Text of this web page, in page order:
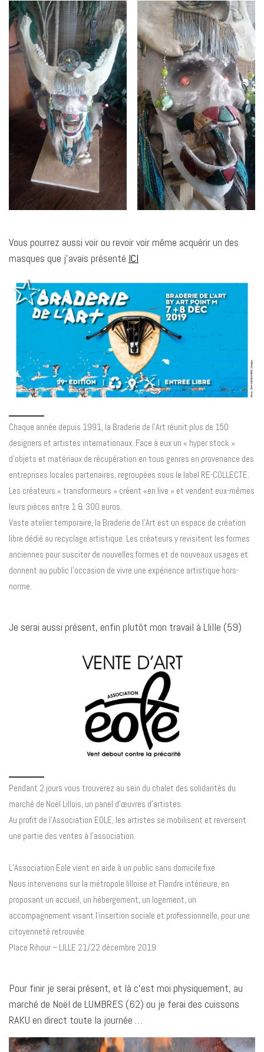
Vous pourrez aussi voir ou revoir voir même acquérir un des
masques que j’avais présenté ICI
Chaque année depuis 1991, la Braderie de l’Art réunit plus de 150
designers et artistes internationaux. Face à eux un « hyper stock »
d’objets et matériaux de récupération en tous genres en provenance des
entreprises locales partenaires, regroupées sous le label RE-COLLECTE.
Les créateurs « transformeurs » créent «en live » et vendent eux-mêmes
leurs pièces entre 1 & 300 euros.
Vaste atelier temporaire, la Braderie de l’Art est un espace de création
libre dédié au recyclage artistique. Les créateurs y revisitent les formes
anciennes pour susciter de nouvelles formes et de nouveaux usages et
donnent au public l’occasion de vivre une expérience artistique hors-
norme.
Je serai aussi présent, enfin plutôt mon travail à LIille (59)
Pendant 2 jours vous trouverez au sein du chalet des solidarités du
marché de Noël Lillois, un panel d’œuvres d’artistes.
Au profit de l’Association EOLE, les artistes se mobilisent et reversent
une partie des ventes à l’association.
L’Association Eole vient en aide à un public sans domicile fixe
Nous intervenons sur la métropole lilloise et Flandre intérieure, en
proposant un accueil, un hébergement, un logement, un
accompagnement visant l’insertion sociale et professionnelle, pour une
citoyenneté retrouvée.
Place Rihour – LILLE 21/22 décembre 2019
Pour finir je serai présent, et là c’est moi physiquement, au
marché de Noël de LUMBRES (62) ou je ferai des cuissons
RAKU en direct toute la journée …